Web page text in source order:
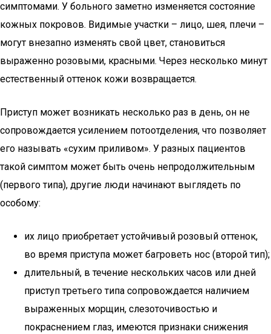
симптомами. У больного заметно изменяется состояние
кожных покровов. Видимые участки – лицо, шея, плечи –
могут внезапно изменять свой цвет, становиться
выраженно розовыми, красными. Через несколько минут
естественный оттенок кожи возвращается.
Приступ может возникать несколько раз в день, он не
сопровождается усилением потоотделения, что позволяет
его называть «сухим приливом». У разных пациентов
такой симптом может быть очень непродолжительным
(первого типа), другие люди начинают выглядеть по
особому:
их лицо приобретает устойчивый розовый оттенок,
во время приступа может багроветь нос (второй тип);
длительный, в течение нескольких часов или дней
приступ третьего типа сопровождается наличием
выраженных морщин, слезоточивостью и
покраснением глаз, имеются признаки снижения